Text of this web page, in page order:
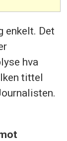
enkelt. Det
hva
tittel